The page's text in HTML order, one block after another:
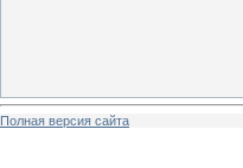
Полная версия сайта